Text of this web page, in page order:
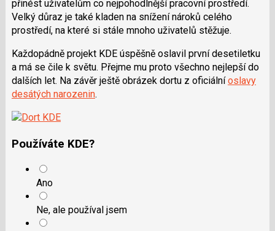
přinést uživatelům co nejpohodlnější pracovní prostředí.
Velký důraz je také kladen na snížení nároků celého
prostředí, na které si stále mnoho uživatelů stěžuje.
Každopádně projekt KDE úspěšně oslavil první desetiletku
a má se čile k světu. Přejme mu proto všechno nejlepší do
dalších let. Na závěr ještě obrázek dortu z oficiálníoslavy
desátých narozenin.
Používáte KDE?
Ano
Ne, ale používal jsem